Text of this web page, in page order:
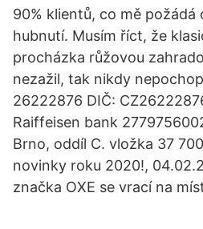
90% klientů, co mě požádá
hubnutí. Musím říct, že
procházka růžovou
nezažil, tak nikdy
26222876 DIČ:
Raiffeisen bank
Brno, oddíl C. vložka 37
novinky roku 2020!,
značka OXE se vrací na